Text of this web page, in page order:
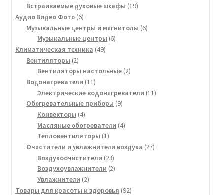
товаров
Встраиваемые духовые шкафы 1919
Аудио Видео Фото 66
товаров
Музыкальные центры и магнитолы 66
Музыкальные центры 66
Климатическая техника 4949
Вентиляторы 22
товара
Вентиляторы настольные 22
Водонагреватели 1111
товаров
Электрические водонагреватели 1111
Обогревательные приборы 99
Конвекторы 44
товара
Масляные обогреватели 44
Тепловентиляторы 11
товар
Очистители и увлажнители воздуха 2727
Воздухоочистители 2323
товара
Воздухоувлажнители 22
Увлажнители 22
товара
Товары для красоты и здоровья 9292